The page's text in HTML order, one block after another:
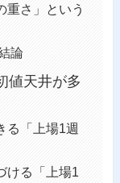
重さ」という
論
値天井が多
る「上場1週
ける「上場1